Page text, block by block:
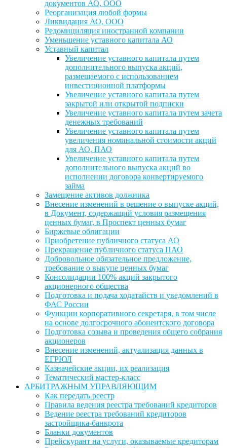
документов АО, ООО
Реорганизация любой формы
Ликвидация АО, ООО
Редомициляция иностранной компании
Уменьшение уставного капитала АО
Уставный капитал
Увеличение уставного капитала путем
дополнительного выпуска акций,
размещаемого с использованием
инвестиционной платформы
Увеличение уставного капитала путем
закрытой или открытой подписки
Увеличение уставного капитала путем зачета
денежных требований
Увеличение уставного капитала путем
увеличения номинальной стоимости акций
для АО, ПАО
Увеличение уставного капитала путем
дополнительного выпуска акций во
исполнении договора конвертируемого
займа
Замещение активов должника
Внесение изменений в решение о выпуске акций,
в Документ, содержащий условия размещения
ценных бумаг, в Проспект ценных бумаг
Биржевые облигации
Приобретение публичного статуса АО
Прекращение публичного статуса ПАО
Добровольное обязательное предложение,
требование о выкупе ценных бумаг
Консолидации 100% акций закрытого
акционерного общества
Подготовка и подача ходатайств и уведомлений в
ФАС России
Функции корпоративного секретаря, в том числе
на основе долгосрочного абонентского договора
Подготовка созыва и проведения общего собрания
акционеров
Внесение изменений, актуализация данных в
ЕГРЮЛ
Казначейские акции, их реализация
Тематический мастер-класс
АРБИТРАЖНЫМ УПРАВЛЯЮЩИМ
Как передать реестр
Правила ведения реестра требований кредиторов
Ведение реестра требований кредиторов
застройщика-банкрота
Бланки документов
Прейскурант на услуги, оказываемые кредиторам